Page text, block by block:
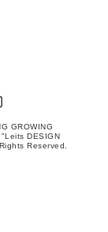
GROWING
"Leits DESIGN
Reserved.